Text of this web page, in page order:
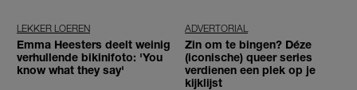
LEKKER LOEREN
Emma Heesters deelt weinig
verhullende bikinifoto: 'You
know what they say'
ADVERTORIAL
Zin om te bingen? Déze
(iconische) queer series
verdienen een plek op je
kijklijst